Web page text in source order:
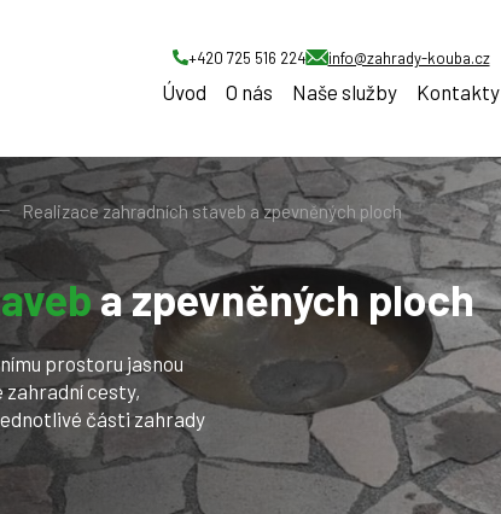
+420 725 516 224 info@zahrady-kouba.cz
Úvod O nás Naše služby Kontakty
Realizace zahradních staveb a zpevněných ploch
a zpevněných ploch
prostoru jasnou
cesty,
části zahrady